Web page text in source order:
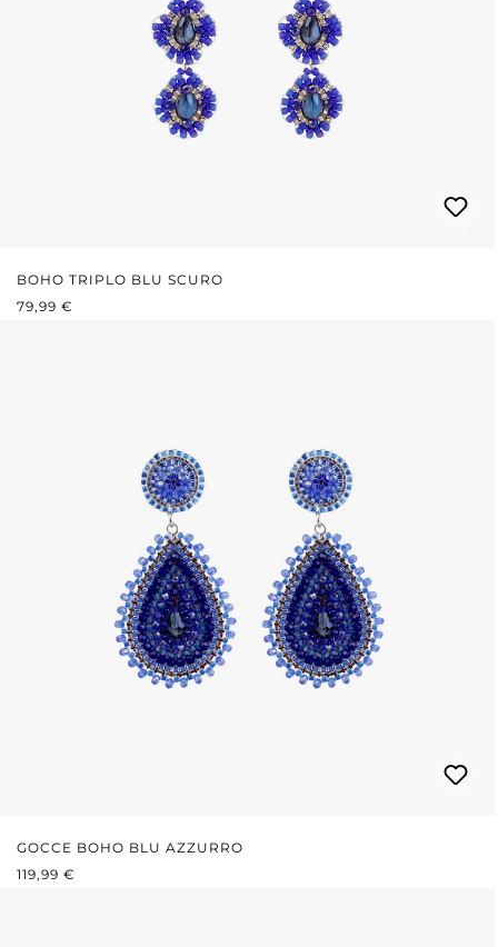
BOHO TRIPLO BLU SCURO
PREZZO NORMALE:
79,99 €
GOCCE BOHO BLU AZZURRO
PREZZO NORMALE:
119,99 €